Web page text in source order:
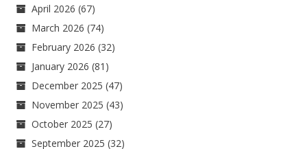
April 2026 (67)
March 2026 (74)
February 2026 (32)
January 2026 (81)
December 2025 (47)
November 2025 (43)
October 2025 (27)
September 2025 (32)